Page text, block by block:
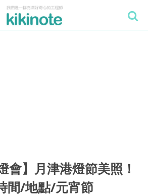
會】月津港燈節美照！
間/地點/元宵節